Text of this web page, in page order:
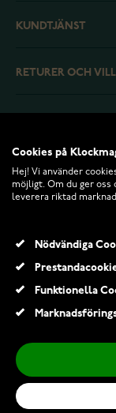
KUNDTJÄNST
RETURER OCH
Cookies på
Hej! Vi använder
möjligt. Om du ger oss
leverera riktad
Nödvändiga
Funktionella